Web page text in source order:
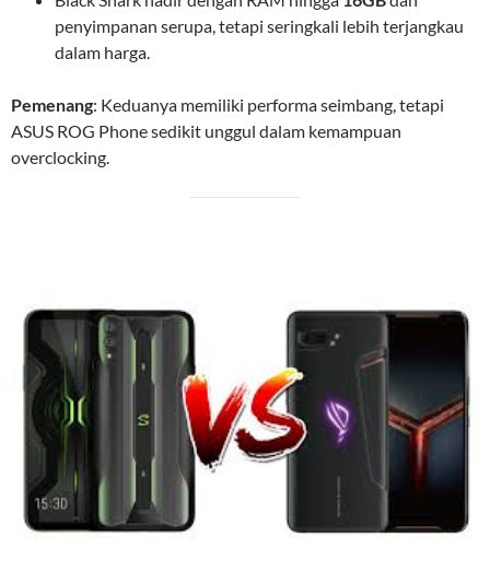
penyimpanan serupa, tetapi seringkali lebih terjangkau
dalam harga.
Pemenang: Keduanya memiliki performa seimbang, tetapi
ASUS ROG Phone sedikit unggul dalam kemampuan
overclocking.